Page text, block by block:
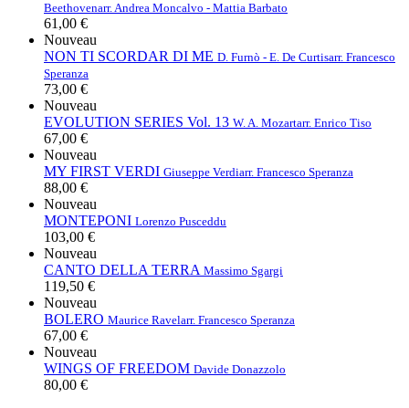
Beethovenarr. Andrea Moncalvo - Mattia Barbato
61,00 €
Nouveau
NON TI SCORDAR DI ME D. Furnò - E. De Curtisarr. Francesco
Speranza
73,00 €
Nouveau
EVOLUTION SERIES Vol. 13 W. A. Mozartarr. Enrico Tiso
67,00 €
Nouveau
MY FIRST VERDI Giuseppe Verdiarr. Francesco Speranza
88,00 €
Nouveau
MONTEPONI Lorenzo Pusceddu
103,00 €
Nouveau
CANTO DELLA TERRA Massimo Sgargi
119,50 €
Nouveau
BOLERO Maurice Ravelarr. Francesco Speranza
67,00 €
Nouveau
WINGS OF FREEDOM Davide Donazzolo
80,00 €